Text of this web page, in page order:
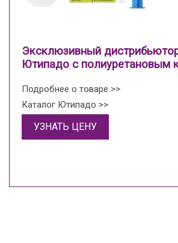
Эксклюзивный
Ютипадо с полиуретановым
Подробнее о товаре >>
Каталог Ютипадо >>
УЗНАТЬ ЦЕНУ